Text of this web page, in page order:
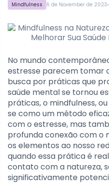
Mindfulness 6 de November de 2023•
No mundo
estresse parecem tomar
busca por práticas que
saúde mental se tornou
práticas, o mindfulness,
se como um método
com o estresse, mas
profunda conexão com
os elementos ao nosso
quando essa prática é
contato com a natureza,
significativamente